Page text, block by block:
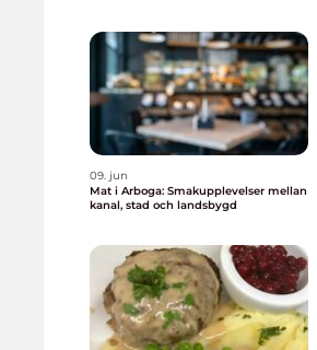
09. jun
Mat i Arboga: Smakupplevelser mellan
kanal, stad och landsbygd